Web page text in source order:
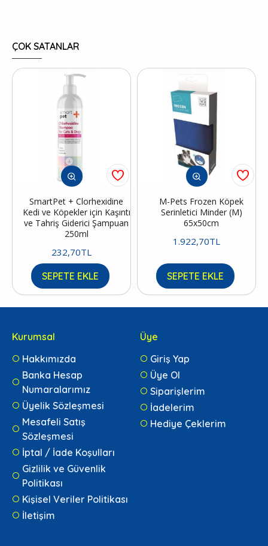
ÇOK SATANLAR
SmartPet + Clorhexidine
Kedi ve Köpekler için Kaşıntı
ve Tahriş Giderici Şampuan
250ml
232,70TL
SEPETE EKLE
M-Pets Frozen Köpek
Serinletici Minder (M)
65x50cm
1.922,70TL
SEPETE EKLE
Kurumsal
Hakkımızda
Banka Hesap
Numaralarımız
Üyelik Sözleşmesi
Mesafeli Satış
Sözleşmesi
İptal / İade Koşulları
Gizlilik ve Güvenlik
Politikası
Kişisel Veriler Politikası
İletişim
Üye
Giriş Yap
Üye Ol
Siparişlerim
İadelerim
Hediye Çeklerim